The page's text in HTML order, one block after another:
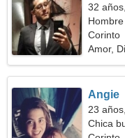
32
Corinto
Amor,
Angie
23
Chica